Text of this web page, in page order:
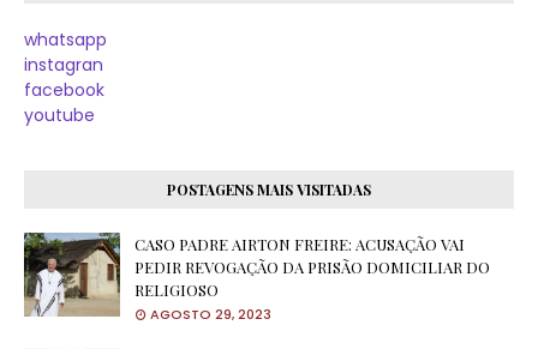
whatsapp
instagran
facebook
youtube
POSTAGENS MAIS VISITADAS
CASO PADRE AIRTON FREIRE: ACUSAÇÃO VAI
PEDIR REVOGAÇÃO DA PRISÃO DOMICILIAR DO
RELIGIOSO
AGOSTO 29, 2023